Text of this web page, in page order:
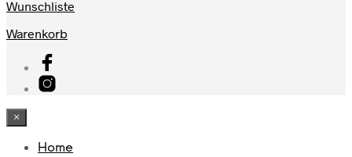
Wunschliste
Warenkorb
×
Home